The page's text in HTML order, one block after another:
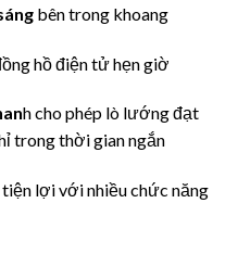
bên trong khoang
hồ điện tử hẹn giờ
h cho phép lò lướng đạt
trong thời gian ngắn
tiện lợi với nhiều chức năng